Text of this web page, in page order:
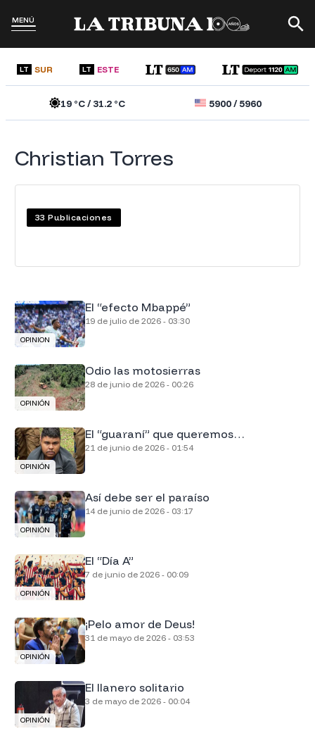
MENÚ
LT SUR LT ESTE
19 °C /31.2 °C 5900/5960
Christian Torres
33 Publicaciones
OPINION
El “efecto Mbappé”
19 de julio de 2026 - 03:30
OPINIÓN
Odio las motosierras
28 de junio de 2026 - 00:26
OPINIÓN
El “guaraní” que queremos…
21 de junio de 2026 - 01:54
OPINIÓN
Así debe ser el paraíso
14 de junio de 2026 - 03:17
OPINIÓN
El “Día A”
7 de junio de 2026 - 00:09
OPINIÓN
¡Pelo amor de Deus!
31 de mayo de 2026 - 03:53
OPINIÓN
El llanero solitario
3 de mayo de 2026 - 00:04